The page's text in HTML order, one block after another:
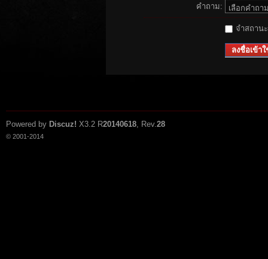
คำถาม:
จำสถาน
ลงชื่อเข้าใ
Powered by Discuz! X3.2 R20140618, Rev.28
© 2001-2014